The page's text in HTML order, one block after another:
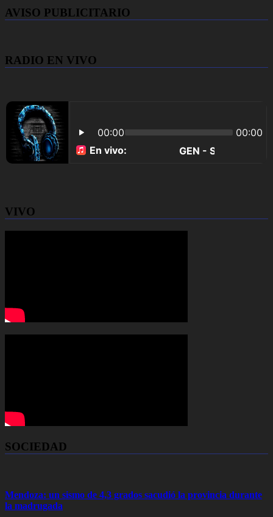
AVISO PUBLICITARIO
RADIO EN VIVO
VIVO
SOCIEDAD
Mendoza: un sismo de 4,3 grados sacudió la provincia durante
la madrugada